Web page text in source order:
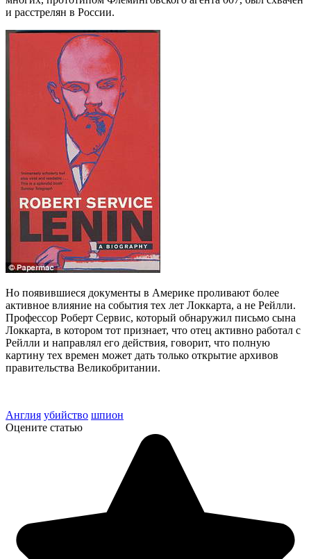
и расстрелян в России.
Но появившиеся документы в Америке проливают более
активное влияние на события тех лет Локкарта, а не Рейлли.
Профессор Роберт Сервис, который обнаружил письмо сына
Локкарта, в котором тот признает, что отец активно работал с
Рейлли и направлял его действия, говорит, что полную
картину тех времен может дать только открытие архивов
правительства Великобритании.
Англия убийство шпион
Оцените статью